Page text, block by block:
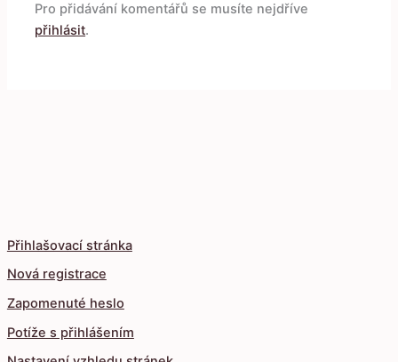
Přihlašovací stránka
Nová registrace
Zapomenuté heslo
Potíže s přihlášením
Pro přidávání komentářů se musíte nejdříve
přihlásit.